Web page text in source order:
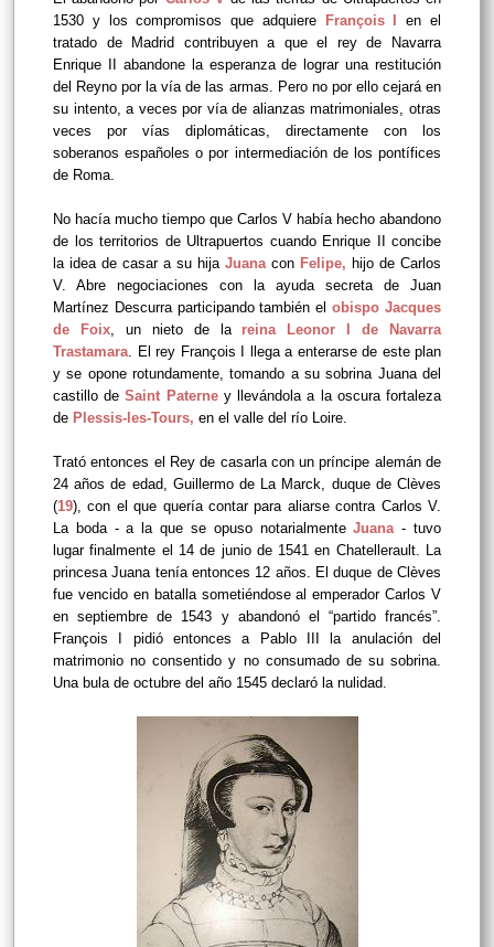
1530 y los compromisos que adquiere
François I
en el
tratado de Madrid contribuyen a que el rey de Navarra
Enrique II abandone la esperanza de lograr una restitución
del Reyno por la vía de las armas. Pero no por ello cejará en
su intento, a veces por vía de alianzas matrimoniales, otras
veces por vías diplomáticas, directamente con los
soberanos españoles o por intermediación de los pontífices
de Roma.
No hacía mucho tiempo que Carlos V había hecho abandono
de los territorios de Ultrapuertos cuando Enrique II concibe
la idea de casar a su hija Juana con Felipe, hijo de Carlos
V. Abre negociaciones con la ayuda secreta de Juan
Martínez Descurra participando también elobispo Jacques
de Foix, un nieto de la reina Leonor I de Navarra
Trastamara. El rey François I llega a enterarse de este plan
y se opone rotundamente, tomando a su sobrina Juana del
castillo deSaint Paterne y llevándola a la oscura fortaleza
de Plessis-les-Tours, en el valle del río Loire.
Trató entonces el Rey de casarla con un príncipe alemán de
24 años de edad, Guillermo de La Marck, duque de Clèves
(19), con el que quería contar para aliarse contra Carlos V.
La boda - a la que se opuso notarialmenteJuana- tuvo
lugar finalmente el 14 de junio de 1541 en Chatellerault. La
princesa Juana tenía entonces 12 años. El duque de Clèves
fue vencido en batalla sometiéndose al emperador Carlos V
en septiembre de 1543 y abandonó el “partido francés”.
François I pidió entonces a Pablo III la anulación del
matrimonio no consentido y no consumado de su sobrina.
Una bula de octubre del año 1545 declaró la nulidad.